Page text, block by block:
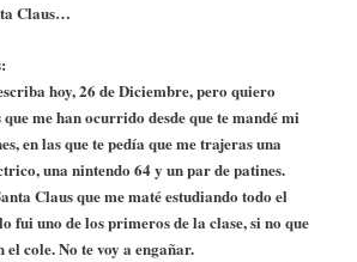
Claus…
hoy, 26 de Diciembre, pero quiero
me han ocurrido desde que te mandé mi
en las que te pedía que me trajeras una
una nintendo 64 y un par de patines.
Claus que me maté estudiando todo el
fui uno de los primeros de la clase, si no que
el cole. No te voy a engañar.